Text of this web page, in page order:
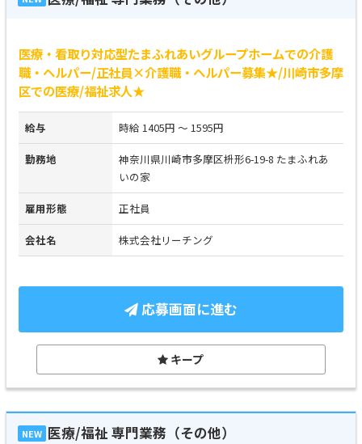
医療・看取り対応型たまふれあいグループホームでの介護
職・ヘルパー/正社員×介護職・ヘルパー募集★/川崎市多摩
区での医療/福祉求人★
給与 時給 1405円 ～ 1595円
勤務地
神奈川県川崎市多摩区枡形6-19-8 たまふれあ
いの家
雇用形態 正社員
会社名 株式会社リーチング
応募画面に進む
キープ
NEW 医療/福祉 専門業務（その他）